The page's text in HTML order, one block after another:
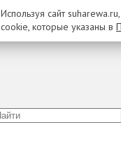
Используя сайт
cookie, которые указаны в